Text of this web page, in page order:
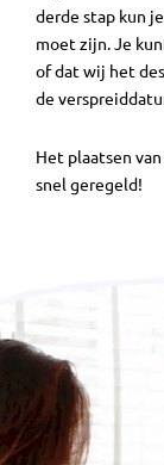
derde stap kun
moet zijn. Je
of dat wij het
de
Het plaatsen
snel geregeld!